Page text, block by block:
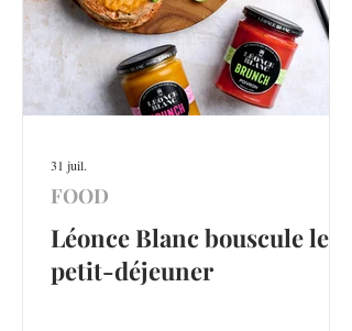
Léonce Blanc bouscule le
petit-déjeuner
FOOD
31 juil.